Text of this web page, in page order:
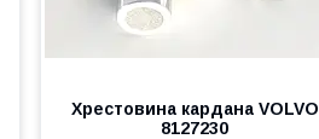
Хрестовина кардана VOLVO
8127230